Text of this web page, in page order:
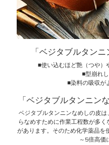
「ベジタブルタン
■使い込むほど艶（つや）
■型崩れ
■染料の吸収が
「ベジタブルタンニン
ベジタブルタンニンなめしの皮
らなめすために作業工程数が多
があります。そのため化学薬品を
～5倍高価